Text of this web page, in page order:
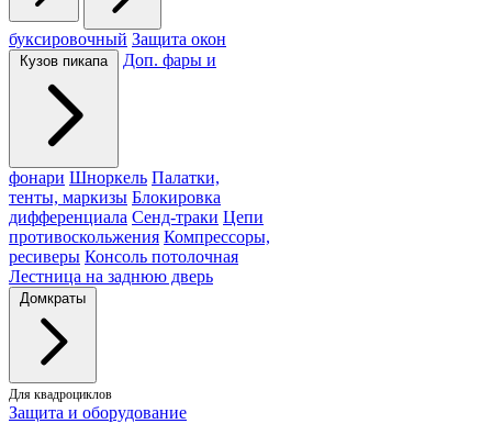
буксировочный Защита окон
Кузов пикапа Доп. фары и
фонари Шноркель Палатки,
тенты, маркизы Блокировка
дифференциала Сенд-траки Цепи
противоскольжения Компрессоры,
ресиверы Консоль потолочная
Лестница на заднюю дверь
Домкраты
Для квадроциклов
Защита и оборудование